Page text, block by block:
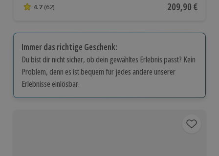
4.7 von 5 Sternen basierend auf 62 Bewertungen
4.7 (62) Aktueller Preis
209,90 €
Immer das richtige Geschenk:
Du bist dir nicht sicher, ob dein gewähltes Erlebnis passt? Kein
Problem, denn es ist bequem für jedes andere unserer
Erlebnisse einlösbar.